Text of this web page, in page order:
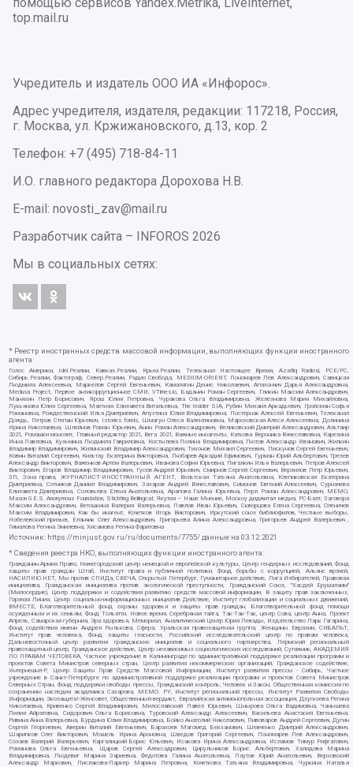
помощью сервисов Yandex.Metrika, LiveInternet,
top.mail.ru
Учредитель и издатель ООО ИА «Инфорос».
Адрес учредителя, издателя, редакции: 117218, Россия,
г. Москва, ул. Кржижановского, д.13, кор. 2
Телефон: +7 (495) 718-84-11
И.О. главного редактора Дорохова Н.В.
E-mail: novosti_zav@mail.ru
Разработчик сайта –
INFOROS 2026
Мы в социальных сетях:
* Реестр иностранных средств массовой информации, выполняющих функции иностранного
агента:
Голос Америки, Idel.Реалии, Кавказ.Реалии, Крым.Реалии, Телеканал Настоящее Время, Azatliq Radiosi, PCE/PC,
Сибирь.Реалии, Фактограф, Север.Реалии, Радио Свобода, MEDIUM-ORIENT, Пономарев Лев Александрович, Савицкая
Людмила Алексеевна, Маркелов Сергей Евгеньевич, Камалягин Денис Николаевич, Апахончич Дарья Александровна,
Medusa Project, Первое антикоррупционное СМИ, VTimes.io, Баданин Роман Сергеевич, Гликин Максим Александрович,
Маняхин Петр Борисович, Ярош Юлия Петровна, Чуракова Ольга Владимировна, Железнова Мария Михайловна,
Лукьянова Юлия Сергеевна, Маетная Елизавета Витальевна, The Insider SIA, Рубин Михаил Аркадьевич, Гройсман Софья
Романовна, Рождественский Илья Дмитриевич, Апухтина Юлия Владимировна, Постернак Алексей Евгеньевич, Телеканал
Дождь, Петров Степан Юрьевич, Istories fonds, Шмагун Олеся Валентиновна, Мароховская Алеся Алексеевна, Долинина
Ирина Николаевна, Шлейнов Роман Юрьевич, Анин Роман Александрович, Великовский Дмитрий Александрович, Альтаир
2021, Ромашки монолит, Главный редактор 2021, Вега 2021, Важные иноагенты, Каткова Вероника Вячеславовна, Карезина
Инна Павловна, Кузьмина Людмила Гавриловна, Костылева Полина Владимировна, Лютов Александр Иванович, Жилкин
Владимир Владимирович, Жилинский Владимир Александрович, Тихонов Михаил Сергеевич, Пискунов Сергей Евгеньевич,
Ковин Виталий Сергеевич, Кильтау Екатерина Викторовна, Любарев Аркадий Ефимович, Гурман Юрий Альбертович, Грезев
Александр Викторович, Важенков Артем Валерьевич, Иванова София Юрьевна, Пигалкин Илья Валерьевич, Петров Алексей
Викторович, Егоров Владимир Владимирович, Гусев Андрей Юрьевич, Смирнов Сергей Сергеевич, Верзилов Петр Юрьевич,
ЗП, Зона права, ЖУРНАЛИСТ-ИНОСТРАННЫЙ АГЕНТ, Вольтская Татьяна Анатольевна, Клепиковская Екатерина
Дмитриевна, Сотников Даниил Владимирович, Захаров Андрей Вячеславович, Симонов Евгений Алексеевич, Сурначева
Елизавета Дмитриевна, Соловьева Елена Анатольевна, Арапова Галина Юрьевна, Перл Роман Александрович, МЕМО,
Mason G.E.S. Anonymous Foundation, Stichting Bellingcat, Якутия – Наше Мнение, Москоу диджитал медиа, РС-Балт, Заговора
Максим Александрович, Ветошкина Валерия Валерьевна, Павлов Иван Юрьевич, Скворцова Елена Сергеевна, Оленичев
Максим Владимирович, Как бы инагент, Кочетков Игорь Викторович, Иркутский союз библиофилов, Честные выборы,
Нобелевский призыв, Еланчик Олег Александрович, Григорьева Алина Александровна, Григорьев Андрей Валерьевич ,
Гималова Регина Эмилевна, Хисамова Регина Фаритовна
Источник: https://minjust.gov.ru/ru/documents/7755/данные на 03.12.2021
* Сведения реестра НКО, выполняющих функции иностранного агента:
Гражданин.Армия.Право, Нижегородский центр немецкой и европейской культуры, Центр гендерных исследований, Фонд
защиты прав граждан Штаб, Институт права и публичной политики, Фонд борьбы с коррупцией, Альянс врачей,
НАСИЛИЮ.НЕТ, Мы против СПИДа, СВЕЧА, Открытый Петербург, Гуманитарное действие, Лига Избирателей, Правовая
инициатива, Гражданская инициатива против экологической преступности, Гражданский Союз, "Хасдей Ерушалаим"
(Милосердие), Центр поддержки и содействия развитию средств массовой информации, В защиту прав заключенных,
Горячая Линия, Центр социально-информационных инициатив Действие, Институт глобализации и социальных движений,
ВМЕСТЕ, Благотворительный фонд охраны здоровья и защиты прав граждан, Благотворительный фонд помощи
осужденным и их семьям, Фонд Тольятти, Новое время, Серебряная тайга, Так-Так-Так, центр Сова, центр Анна, Проект
Апрель, Самарская губерния, Эра здоровья, Мемориал, Аналитический Центр Юрия Левады, Издательство Парк Гагарина,
Фонд содействия имени Андрея Рылькова, Сфера, Уральская правозащитная группа, Женщины Евразии, СИБАЛЬТ,
Институт прав человека, Фонд защиты гласности, Российский исследовательский центр по правам человека,
Дальневосточный центр развития гражданских инициатив и социального партнерства, Пермский региональный
правозащитный центр, Гражданское действие, Центр независимых социологических исследований, Сутяжник, АКАДЕМИЯ
ПО ПРАВАМ ЧЕЛОВЕКА, Частное учреждение в Калининграде по административной поддержке реализации программ и
проектов Совета Министров северных стран, Центр развития некоммерческих организаций, Гражданское содействие,
Интернешнл-Р, Центр Защиты Прав Средств Массовой Информации, Институт развития прессы - Сибирь, Частное
учреждение в Санкт-Петербурге по административной поддержке реализации программ и проектов Совета Министров
Северных Стран, Фонд поддержки свободы прессы, Гражданский контроль, Человек и Закон, Общественная комиссия по
сохранению наследия академика Сахарова, МЕМО. РУ, Институт региональной прессы, Институт Развития Свободы
Информации, Экозащита!-Женсовет, Общественный вердикт, Евразийская антимонопольная ассоциация, Дзугкоева Регина
Николаевна, Кривенко Сергей Владимирович, Милославский Павел Юрьевич, Шнырова Ольга Вадимовна, Чанышева
Лилия Айратовна, Сидорович Ольга Борисовна, Туровский Александр Алексеевич, Васильева Анастасия Евгеньевна,
Ривина Анна Валерьевна, Бурдина Юлия Владимировна, Бойко Анатолий Николаевич, Пивоваров Андрей Сергеевич, Дугин
Сергей Георгиевич, Аверин Виталий Евгеньевич, Барахоев Магомед Бекханович, Шевченко Дмитрий Александрович,
Шарипков Олег Викторович, Мошель Ирина Ароновна, Шведов Григорий Сергеевич, Пономарев Лев Александрович,
Созаев Валерий Валерьевич, Каргалицкий Борис Юльевич, Исакова Ирина Александровна, Исламов Тимур Рифгатович,
Романова Ольга Евгеньевна, Щаров Сергей Алексадрович, Цирульников Борис Альбертович, Халидова Марина
Владимировна, Людевиг Марина Зариевна, Федотова Галина Анатольевна, Паутов Юрий Анатольевич, Верховский
Александр Маркович, Пислакова-Паркер Марина Петровна, Кочеткова Татьяна Владимировна, Чуркина Наталья